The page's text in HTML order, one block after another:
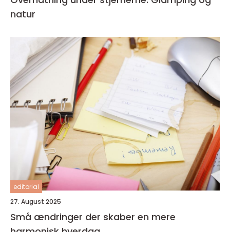
natur
editorial
27. August 2025
Små ændringer der skaber en mere